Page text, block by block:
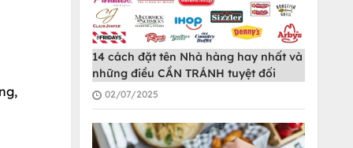
14 cách đặt tên Nhà hàng hay nhất và
những điều CẦN TRÁNH tuyệt đối
02/07/2025